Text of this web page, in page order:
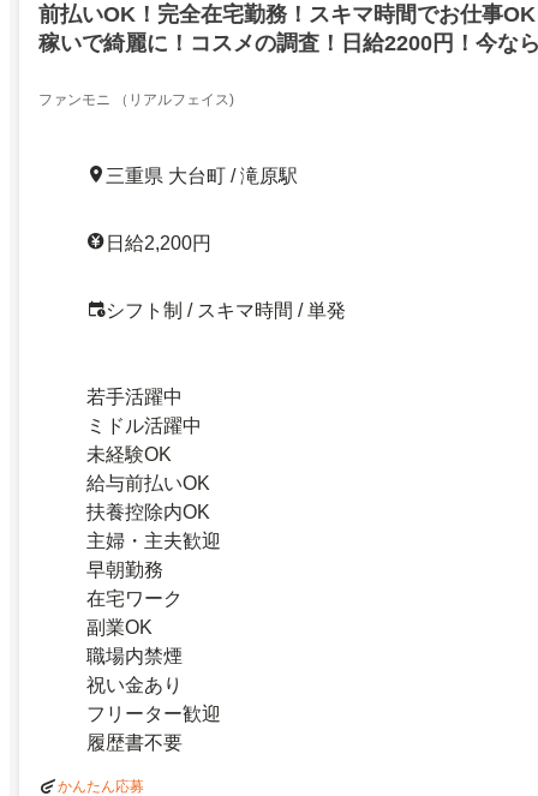
前払いOK！完全在宅勤務！スキマ時間でお仕事
稼いで綺麗に！コスメの調査！日給2200円！今な
ファンモニ （リアルフェイス)
三重県 大台町 / 滝原駅
日給2,200円
シフト制 / スキマ時間 / 単発
若手活躍中
ミドル活躍中
未経験OK
給与前払いOK
扶養控除内OK
主婦・主夫歓迎
早朝勤務
在宅ワーク
副業OK
職場内禁煙
祝い金あり
フリーター歓迎
履歴書不要
かんたん応募